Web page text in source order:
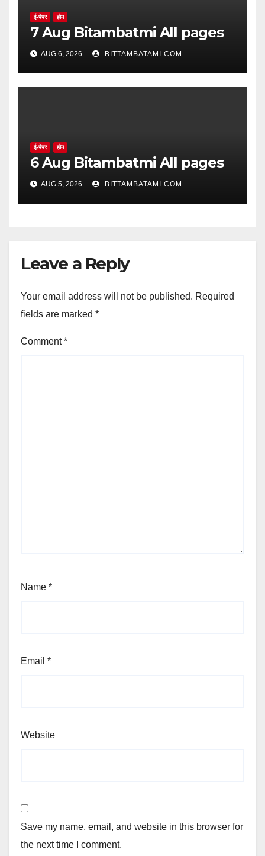
ई-पेपर होम
7 Aug Bitambatmi All pages
AUG 6, 2026 BITTAMBATAMI.COM
ई-पेपर होम
6 Aug Bitambatmi All pages
AUG 5, 2026 BITTAMBATAMI.COM
Leave a Reply
Your email address will not be published. Required
fields are marked *
Comment*
Name *
Email *
Website
Save my name, email, and website in this browser for
the next time I comment.